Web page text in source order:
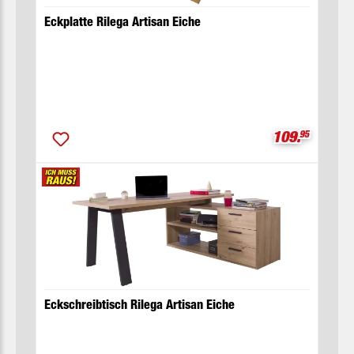
Eckplatte Rilega Artisan Eiche
109.95
Eckschreibtisch Rilega Artisan Eiche